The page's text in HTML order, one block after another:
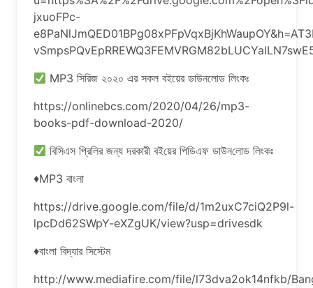
jxuoFPc-
MP3 সিরিজ ২০২০ এর সকল বইয়ের ডাউনলোড লিংকঃ
https://onlinebcs.com/2020/04/26/mp3-
books-pdf-download-2020/
বি‌সিএস প্রি‌লির জন্য দরকারী বই‌য়ের পি‌ডিএফ ডাউন‌লোড লিংকঃ
♦MP3 বাংলা
https://drive.google.com/file/d/1m2uxC7ciQ2P9l-
lpcDd62SWpY-eXZgUK/view?usp=drivesdk
♦বাংলা বিদ্যার সিস্টেম
http://www.mediafire.com/file/l73dva2ok14nfkb/